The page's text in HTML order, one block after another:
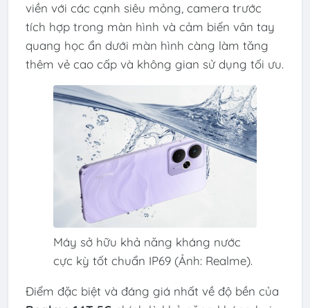
viền với các cạnh siêu mỏng, camera trước
tích hợp trong màn hình và cảm biến vân tay
quang học ẩn dưới màn hình càng làm tăng
thêm vẻ cao cấp và không gian sử dụng tối ưu.
Máy sở hữu khả năng kháng nước
cực kỳ tốt chuẩn IP69 (Ảnh: Realme).
Điểm đặc biệt và đáng giá nhất về độ bền của